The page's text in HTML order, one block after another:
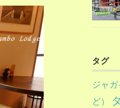
タグ
ジャ
ど）